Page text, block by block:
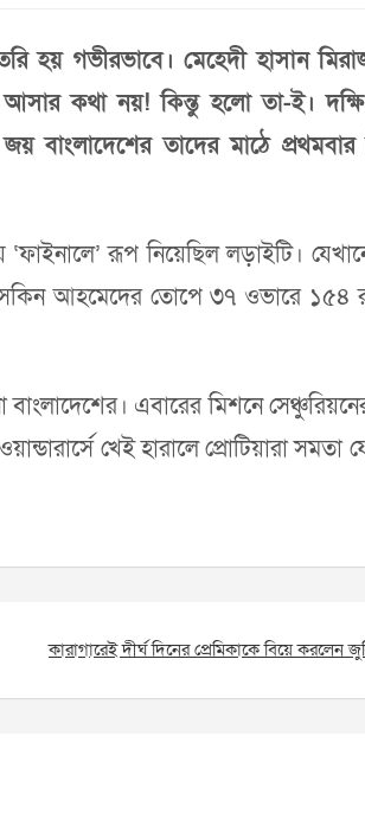
হয় গভীরভাবে। মেহেদী হাসান
কথা নয়! কিন্তু হলো তা-ই।
বাংলাদেশের তাদের মাঠে
রূপ নিয়েছিল লড়াইটি।
তাসকিন আহমেদের তোপে ৩৭ ওভারে
এবারের মিশনে
খেই হারালে প্রোটিয়ারা সমতা
কারাগারেই দীর্ঘ দিনের প্রেমিকাকে বিয়ে করলেন